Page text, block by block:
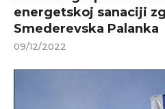
energetskoj sanaciji
Smederevska Palanka
09/12/2022